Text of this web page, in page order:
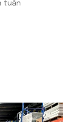
tuần